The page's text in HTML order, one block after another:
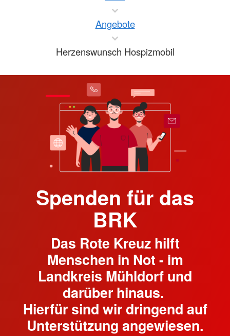
Angebote
Herzenswunsch Hospizmobil
Spenden für das
BRK
Das Rote Kreuz hilft
Menschen in Not - im
Landkreis Mühldorf und
darüber hinaus.
Hierfür sind wir dringend auf
Unterstützung angewiesen.